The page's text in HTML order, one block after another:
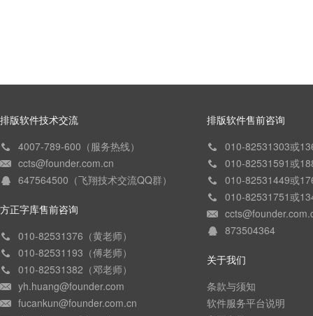
排版软件技术交流
4007-789-600（服务热线）
ccts@founder.com.cn
647564500（飞翔技术交流QQ群）
方正字库售前咨询
010-82531376（黄老师）
010-82531193（傅老师）
010-82531382（邓老师）
yh.huang@founder.com
fucankun@founder.com.cn
排版软件售前咨询
010-82531303或
010-82531591或
010-82531449或
010-82531751或
873504364
关于我们
条款与须知
软件服务平台说明